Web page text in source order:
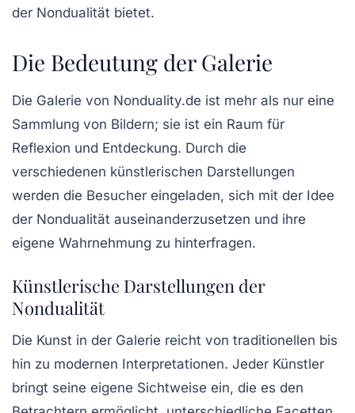
der Nondualität bietet.
Die Bedeutung der Galerie
Die Galerie von Nonduality.de ist mehr als nur eine
Sammlung von Bildern; sie ist ein Raum für
Reflexion und Entdeckung. Durch die
verschiedenen künstlerischen Darstellungen
werden die Besucher eingeladen, sich mit der Idee
der Nondualität auseinanderzusetzen und ihre
eigene Wahrnehmung zu hinterfragen.
Künstlerische Darstellungen der
Nondualität
Die Kunst in der Galerie reicht von traditionellen bis
hin zu modernen Interpretationen. Jeder Künstler
bringt seine eigene Sichtweise ein, die es den